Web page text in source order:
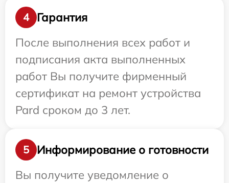
4
Гарантия
После выполнения всех работ и
подписания акта выполненных
работ Вы получите фирменный
сертификат на ремонт устройства
Pard сроком до 3 лет.
5
Информирование о готовности
Вы получите уведомление о